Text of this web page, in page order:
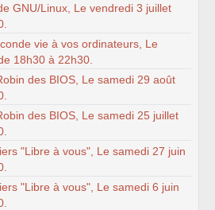
GNU/Linux, Le vendredi 3 juillet
vie à vos ordinateurs, Le
18h30 à 22h30.
des BIOS, Le samedi 29 août
des BIOS, Le samedi 25 juillet
"Libre à vous", Le samedi 27 juin
"Libre à vous", Le samedi 6 juin